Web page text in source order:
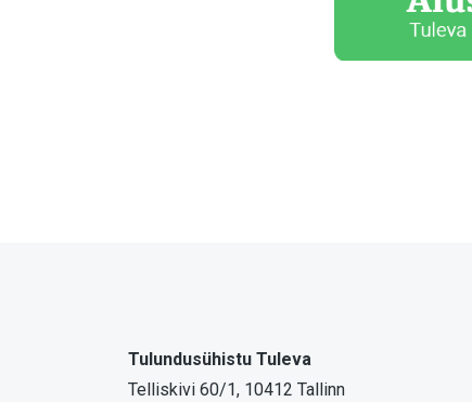
Tulundusühistu Tuleva
Telliskivi 60/1, 10412 Tallinn